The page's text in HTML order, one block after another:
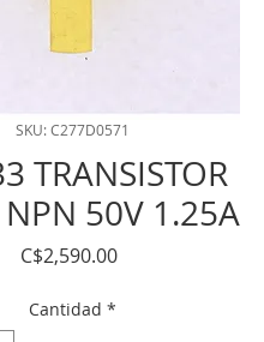
SKU: C277D0571
TRANSISTOR
NPN 50V 1.25A
C$2,590.00Precio
Cantidad *